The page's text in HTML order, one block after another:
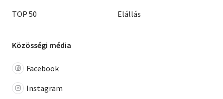
TOP 50
Elállás
Közösségi média
Facebook
Instagram